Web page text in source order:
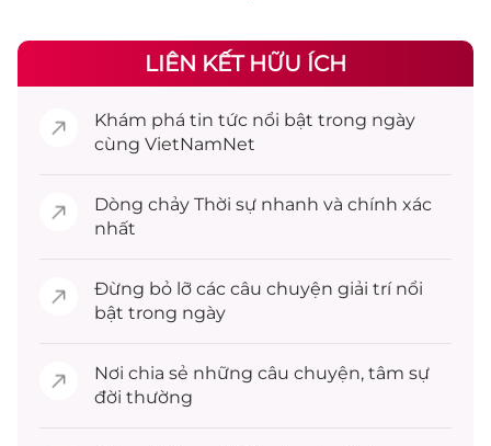
LIÊN KẾT HỮU ÍCH
Khám phá tin tức nổi bật trong ngày
cùng VietNamNet
Dòng chảy Thời sự nhanh và chính xác
nhất
Đừng bỏ lỡ các câu chuyện giải trínổi
bật trong ngày
Nơi chia sẻ những câu chuyện, tâm sự
đời thường